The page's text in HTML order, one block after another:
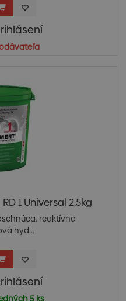
1 Universal 2,5kg
reaktívna
hyd...
5 ks